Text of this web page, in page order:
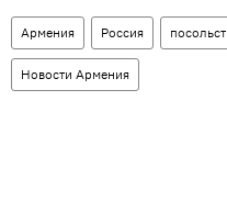
Армения Россия
Новости Армения